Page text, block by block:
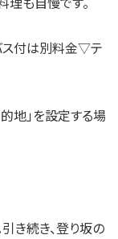
ス付は別料金▽テ
地」を設定する場
き続き、登り坂の